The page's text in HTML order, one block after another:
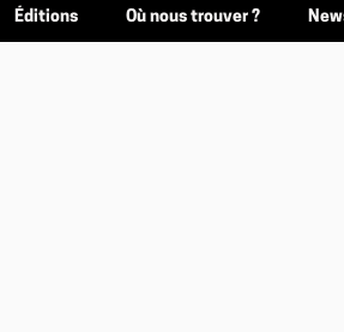
Éditions Où nous trouver ?